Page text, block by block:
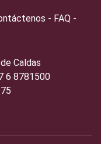
- FAQ -
Caldas
6 8781500